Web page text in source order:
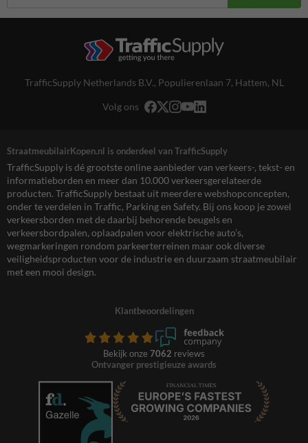
TrafficSupply Netherlands B.V., Populierenlaan 7, Hattem, NL
Volg ons
StraatmeubilairKopen.nl is onderdeel van TrafficSupply
TrafficSupply is dé grootste online aanbieder van verkeers-, tekst- en
informatieborden en meer dan 10.000 verkeersgerelateerde
producten. TrafficSupply bestaat uit meerdere webshopconcepten,
onder te verdelen in Traffic, Parking en Safety. Bij ons koop je zowel
verkeersborden met de daarbij behorende beugels en
verkeersbordpalen, oplaadpalen voor elektrische auto’s,
wegmarkeringen rondom parkeerterreinen maar ook diverse
veiligheidsproducten voor de industrie en duurzaam straatmeubilair
met een mooi design.
Klantbeoordelingen
Bekijk onze 7062 reviews
Ontvanger prestigieuze awards